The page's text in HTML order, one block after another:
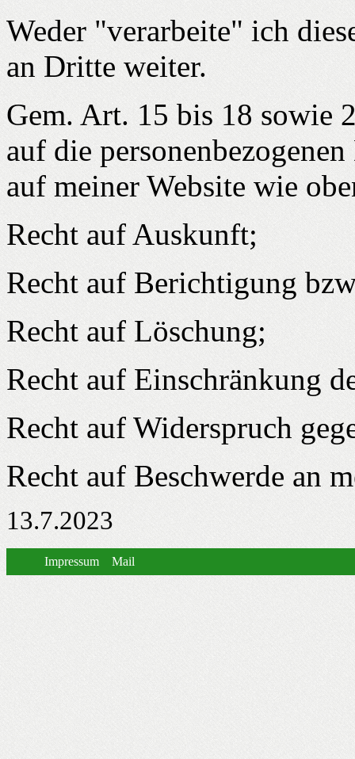
Weder "verarbeite" ich
an Dritte weiter.
Gem. Art. 15 bis 18 sowie
auf die
auf meiner Website wie
Recht auf Auskunft;
Recht auf Berichtigung
Recht auf Löschung;
Recht auf Einschränkung
Recht auf Widerspruch
Recht auf Beschwerde an
13.7.2023
Impressum Mail